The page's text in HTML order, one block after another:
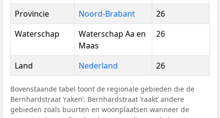
Provincie Noord-Brabant
26
Waterschap
Waterschap Aa en
Maas
26
Land Nederland 26
Bovenstaande tabel toont de regionale gebieden die de
Bernhardstraat ‘raken’. Bernhardstraat ‘raakt’ andere
gebieden zoals buurten en woonplaatsen wanneer de